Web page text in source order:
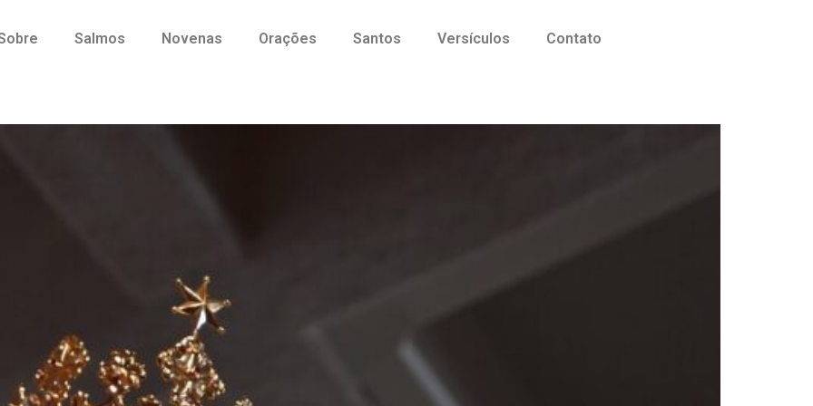
Salmos Novenas Orações Santos Versículos Contato